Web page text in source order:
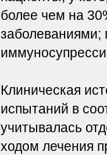
более чем на
Клиническая
испытаний в
учитывалась
ходом лечения